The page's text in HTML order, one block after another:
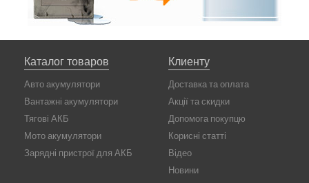
Каталог товаров
Авто акумулятори
Вантажні акумулятори
Тягові АКБ
Мото акумулятори
Зарядні пристрої для АКБ
Клиенту
Доставка та оплата
Акції та скидки
Допомога покупцю
Корисні статті
Відео
Новини